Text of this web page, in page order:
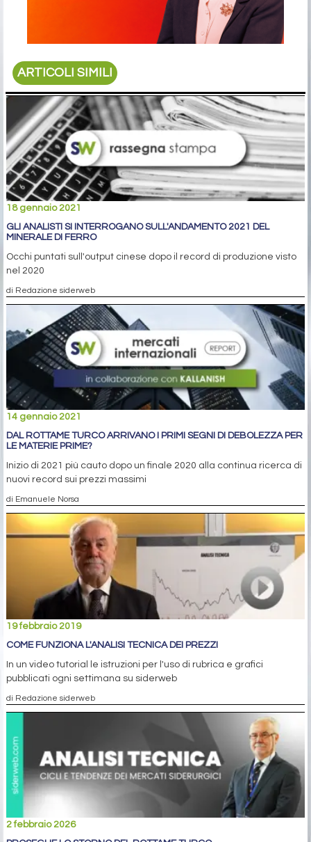
ARTICOLI SIMILI
18 gennaio 2021
GLI ANALISTI SI INTERROGANO SULL'ANDAMENTO 2021 DEL
MINERALE DI FERRO
Occhi puntati sull'output cinese dopo il record di produzione visto
nel 2020
di Redazione siderweb
14 gennaio 2021
DAL ROTTAME TURCO ARRIVANO I PRIMI SEGNI DI DEBOLEZZA PER
LE MATERIE PRIME?
Inizio di 2021 più cauto dopo un finale 2020 alla continua ricerca di
nuovi record sui prezzi massimi
di Emanuele Norsa
19 febbraio 2019
COME FUNZIONA L'ANALISI TECNICA DEI PREZZI
In un video tutorial le istruzioni per l'uso di rubrica e grafici
pubblicati ogni settimana su siderweb
di Redazione siderweb
2 febbraio 2026